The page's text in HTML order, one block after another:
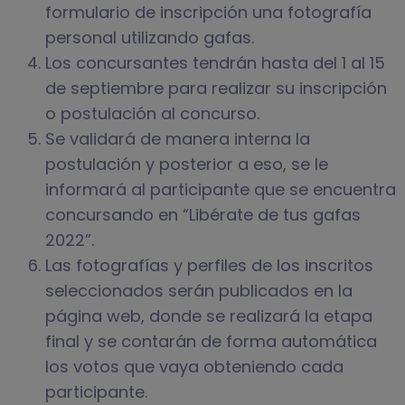
formulario de inscripción una fotografía
personal utilizando gafas.
Los concursantes tendrán hasta del 1 al 15
de septiembre para realizar su inscripción
o postulación al concurso.
Se validará de manera interna la
postulación y posterior a eso, se le
informará al participante que se encuentra
concursando en “Libérate de tus gafas
2022”.
Las fotografías y perfiles de los inscritos
seleccionados serán publicados en la
página web, donde se realizará la etapa
final y se contarán de forma automática
los votos que vaya obteniendo cada
participante.